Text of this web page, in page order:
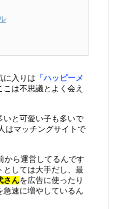
に入りは 「ハッピーメ
は不思議とよく会え
いと可愛い子も多いで
はマッチングサイトで
から運営してるんです
としては大手だし、最
さんを広告に使ったり
急速に増やしているん